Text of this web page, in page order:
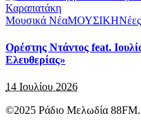
Μουσικά ΝέαΜΟΥΣΙΚΗ
Ορέστης Ντάντος feat.
Ελευθερίας»
14 Ιουλίου 2026
©2025 Ράδιο Μελωδία